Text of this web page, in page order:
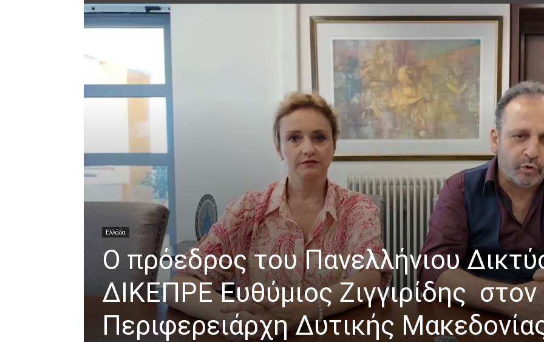
Ελλάδα
Ο πρόεδρος του Πανελλήνιου
ΔΙΚΕΠΡΕ Ευθύμιος Ζιγγιρίδης στον
Περιφερειάρχη Δυτικής